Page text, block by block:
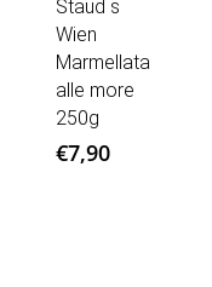
Staud s
Wien
Marmellata
alle more
250g
€7,90